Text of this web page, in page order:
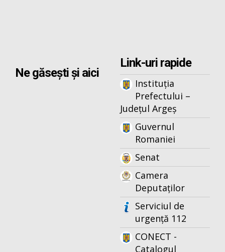
Ne găsești și aici
Link-uri rapide
Instituția
Prefectului –
Județul Argeș
Guvernul
Romaniei
Senat
Camera
Deputaților
Serviciul de
urgență 112
CONECT -
Catalogul